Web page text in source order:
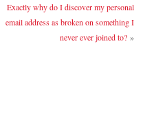
Exactly why do I discover my personal
email address as broken on something I
never ever joined to?»